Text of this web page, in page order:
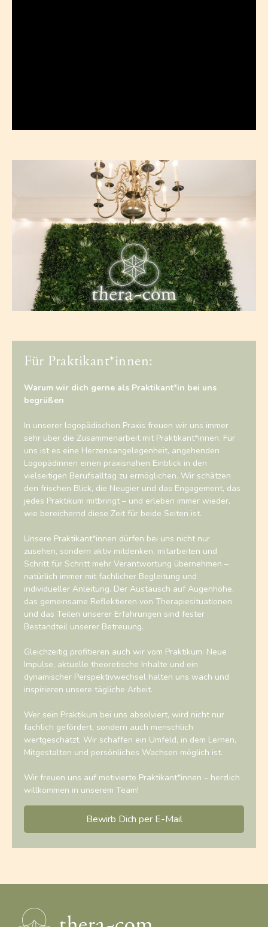
Für Praktikant*innen:
Warum wir dich gerne als Praktikant*in bei uns
begrüßen
In unserer logopädischen Praxis freuen wir uns immer
sehr über die Zusammenarbeit mit Praktikant*innen. Für
uns ist es eine Herzensangelegenheit, angehenden
Logopädinnen einen praxisnahen Einblick in den
vielseitigen Berufsalltag zu ermöglichen. Wir schätzen
den frischen Blick, die Neugier und das Engagement, das
jedes Praktikum mitbringt – und erleben immer wieder,
wie bereichernd diese Zeit für beide Seiten ist.
Unsere Praktikant*innen dürfen bei uns nicht nur
zusehen, sondern aktiv mitdenken, mitarbeiten und
Schritt für Schritt mehr Verantwortung übernehmen –
natürlich immer mit fachlicher Begleitung und
individueller Anleitung. Der Austausch auf Augenhöhe,
das gemeinsame Reflektieren von Therapiesituationen
und das Teilen unserer Erfahrungen sind fester
Bestandteil unserer Betreuung.
Gleichzeitig profitieren auch wir vom Praktikum: Neue
Impulse, aktuelle theoretische Inhalte und ein
dynamischer Perspektivwechsel halten uns wach und
inspirieren unsere tägliche Arbeit.
Wer sein Praktikum bei uns absolviert, wird nicht nur
fachlich gefördert, sondern auch menschlich
wertgeschätzt. Wir schaffen ein Umfeld, in dem Lernen,
Mitgestalten und persönliches Wachsen möglich ist.
Wir freuen uns auf motivierte Praktikant*innen – herzlich
willkommen in unserem Team!
Bewirb Dich per E-Mail